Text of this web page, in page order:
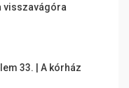
visszavágóra
33. | A kórház